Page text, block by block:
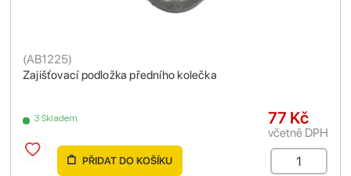
Zajišťovací podložka předního kolečka
(AB1225)
3 Skladem 77 Kč
včetně DPH
PŘIDAT DO KOŠÍKU